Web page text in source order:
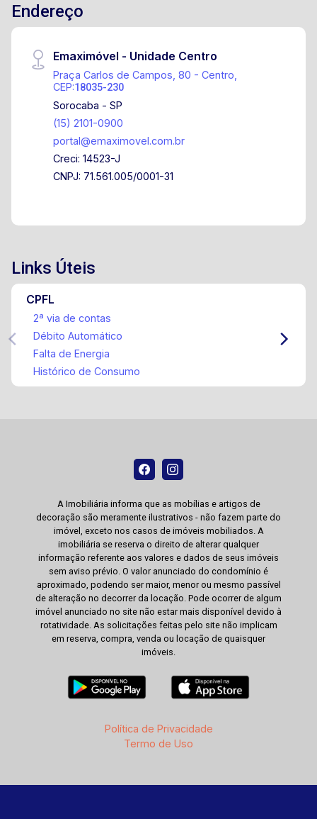
serviços no entorno. Entre em contato e agende
sua visita !
Endereço
Emaximóvel - Unidade Centro
Praça Carlos de Campos, 80 - Centro,
CEP:18035-230
Sorocaba - SP
(15) 2101-0900
portal@emaximovel.com.br
Creci: 14523-J
CNPJ: 71.561.005/0001-31
Links Úteis
CPFL
2ª via de contas
Débito Automático
Falta de Energia
Histórico de Consumo
A Imobiliária informa que as mobílias e artigos de
decoração são meramente ilustrativos - não fazem parte do
imóvel, exceto nos casos de imóveis mobiliados. A
imobiliária se reserva o direito de alterar qualquer
informação referente aos valores e dados de seus imóveis
sem aviso prévio. O valor anunciado do condomínio é
aproximado, podendo ser maior, menor ou mesmo passível
de alteração no decorrer da locação. Pode ocorrer de algum
imóvel anunciado no site não estar mais disponível devido à
rotatividade. As solicitações feitas pelo site não implicam
em reserva, compra, venda ou locação de quaisquer
imóveis.
Política de Privacidade
Termo de Uso